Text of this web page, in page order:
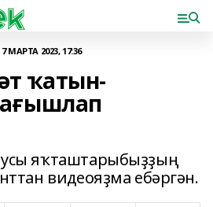
7 МАРТА 2023, 17:36
ҡатын-
яҡташтарыбыҙҙың
видеояҙма ебәргән.